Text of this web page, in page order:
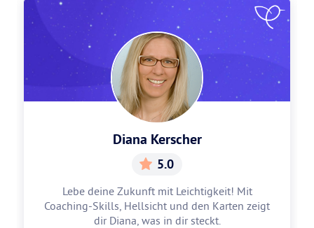
Diana Kerscher
5.0
Lebe deine Zukunft mit Leichtigkeit! Mit
Coaching-Skills, Hellsicht und den Karten zeigt
dir Diana, was in dir steckt.